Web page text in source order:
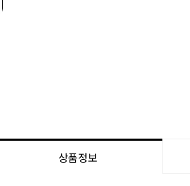
상품정보